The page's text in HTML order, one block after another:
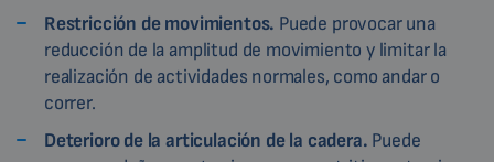
Restricción de movimientos. Puede provocar una
reducción de la amplitud de movimiento y limitar la
realización de actividades normales, como andar o
correr.
Deterioro de la articulación de la cadera. Puede